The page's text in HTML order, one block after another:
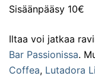
Sisäänpääsy 10€
Iltaa voi jatkaa
Bar Passionissa.
Coffea, Lutadora